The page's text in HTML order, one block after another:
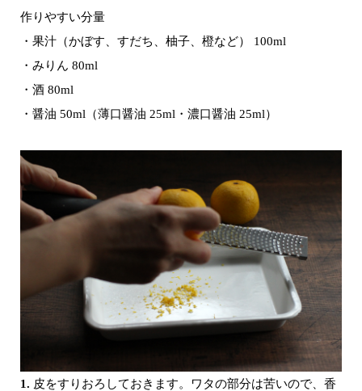
作りやすい分量
・果汁（かぼす、すだち、柚子、橙など） 100ml
・みりん 80ml
・酒 80ml
・醤油 50ml（薄口醤油 25ml・濃口醤油 25ml）
1. 皮をすりおろしておきます。ワタの部分は苦いので、香